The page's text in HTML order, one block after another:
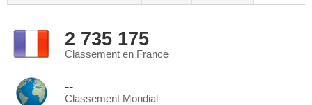
2 735 175
Classement en France
--
Classement Mondial